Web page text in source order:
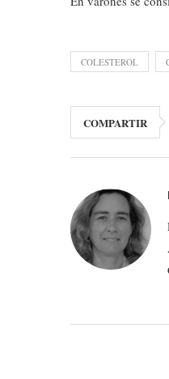
COLESTEROL
COMPARTIR